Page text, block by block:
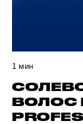
1 мин
ВОЛОС